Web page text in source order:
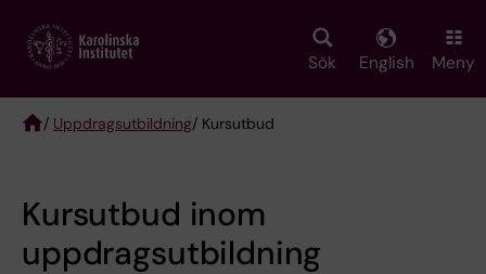
main
Sök English Meny
/ Uppdragsutbildning/ Kursutbud
Kursutbud inom
uppdragsutbildning